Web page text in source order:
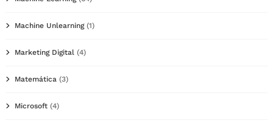
Machine Unlearning(1)
Marketing Digital (4)
Matemática (3)
Microsoft (4)